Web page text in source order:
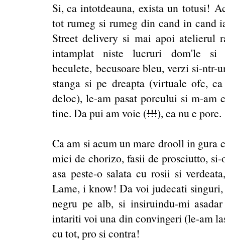
Si, ca intotdeauna, exista un totusi!
tot rumeg si rumeg din cand in cand
Street delivery si mai apoi atelierul
intamplat niste lucruri dom'le
beculete, becusoare bleu, verzi si-
stanga si pe dreapta (virtuale ofc,
deloc), le-am pasat porcului si m-am
tine. Da pui am voie (!!!), ca nu e porc.
Ca am si acum un mare drooll in gura
mici de chorizo, fasii de prosciutto,
asa peste-o salata cu rosii si
Lame, i know! Da voi judecati
negru pe alb, si insiruindu-mi
intariti voi una din convingeri (le-am
cu tot, pro si contra!